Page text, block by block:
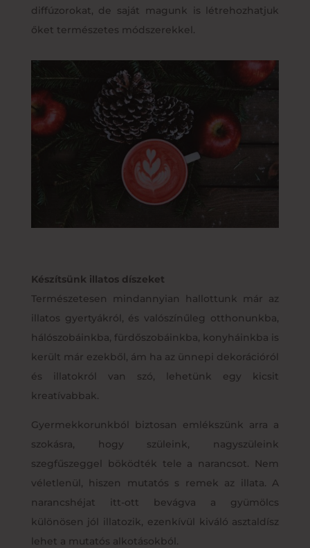
diffúzorokat, de saját magunk is létrehozhatjuk
őket természetes módszerekkel.
Készítsünk illatos díszeket
Természetesen mindannyian hallottunk már az
illatos gyertyákról, és valószínűleg otthonunkba,
hálószobáinkba, fürdőszobáinkba, konyháinkba is
került már ezekből, ám ha az ünnepi dekorációról
és illatokról van szó, lehetünk egy kicsit
kreatívabbak.
Gyermekkorunkból biztosan emlékszünk arra a
szokásra, hogy szüleink, nagyszüleink
szegfűszeggel böködték tele a narancsot. Nem
véletlenül, hiszen mutatós s remek az illata. A
narancshéjat itt-ott bevágva a gyümölcs
különösen jól illatozik, ezenkívül kiváló asztaldísz
lehet a mutatós alkotásokból.